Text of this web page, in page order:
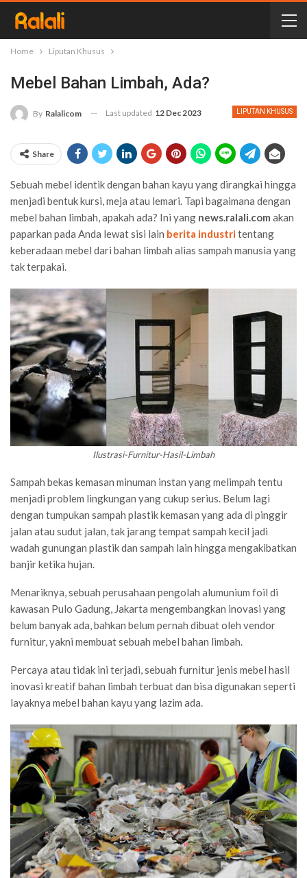
Home Liputan Khusus
Mebel Bahan Limbah, Ada?
LIPUTAN KHUSUS
By Ralalicom Last updated 12 Dec 2023
Share
Sebuah mebel identik dengan bahan kayu yang dirangkai hingga
menjadi bentuk kursi, meja atau lemari. Tapi bagaimana dengan
mebel bahan limbah, apakah ada? Ini yang news.ralali.com akan
paparkan pada Anda lewat sisi lain berita industritentang
keberadaan mebel dari bahan limbah alias sampah manusia yang
tak terpakai.
Ilustrasi-Furnitur-Hasil-Limbah
Sampah bekas kemasan minuman instan yang melimpah tentu
menjadi problem lingkungan yang cukup serius. Belum lagi
dengan tumpukan sampah plastik kemasan yang ada di pinggir
jalan atau sudut jalan, tak jarang tempat sampah kecil jadi
wadah gunungan plastik dan sampah lain hingga mengakibatkan
banjir ketika hujan.
Menariknya, sebuah perusahaan pengolah alumunium foil di
kawasan Pulo Gadung, Jakarta mengembangkan inovasi yang
belum banyak ada, bahkan belum pernah dibuat oleh vendor
furnitur, yakni membuat sebuah mebel bahan limbah.
Percaya atau tidak ini terjadi, sebuah furnitur jenis mebel hasil
inovasi kreatif bahan limbah terbuat dan bisa digunakan seperti
layaknya mebel bahan kayu yang lazim ada.